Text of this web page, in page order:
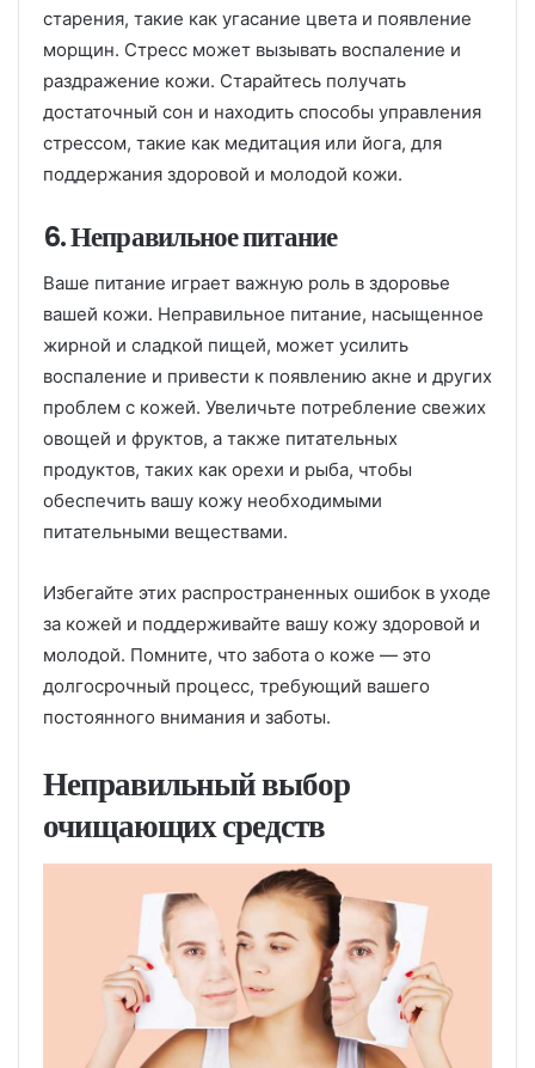
старения, такие как угасание цвета и появление
морщин. Стресс может вызывать воспаление и
раздражение кожи. Старайтесь получать
достаточный сон и находить способы управления
стрессом, такие как медитация или йога, для
поддержания здоровой и молодой кожи.
6. Неправильное питание
Ваше питание играет важную роль в здоровье
вашей кожи. Неправильное питание, насыщенное
жирной и сладкой пищей, может усилить
воспаление и привести к появлению акне и других
проблем с кожей. Увеличьте потребление свежих
овощей и фруктов, а также питательных
продуктов, таких как орехи и рыба, чтобы
обеспечить вашу кожу необходимыми
питательными веществами.
Избегайте этих распространенных ошибок в уходе
за кожей и поддерживайте вашу кожу здоровой и
молодой. Помните, что забота о коже — это
долгосрочный процесс, требующий вашего
постоянного внимания и заботы.
Неправильный выбор
очищающих средств